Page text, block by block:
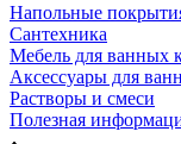
Напольные
Сантехника
Мебель для ванных
Аксессуары для
Растворы и смеси
Полезная